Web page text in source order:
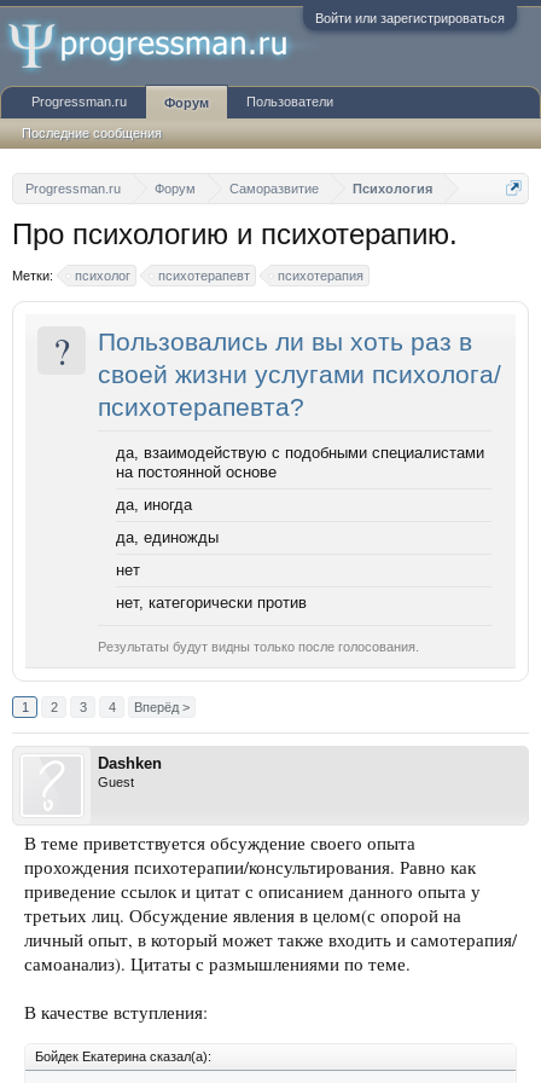
Войти или зарегистрироваться
Progressman.ru Форум Саморазвитие Психология
Про психологию и психотерапию.
Метки: психолог психотерапевт психотерапия
?
Пользовались ли вы хоть раз в
своей жизни услугами психолога/
психотерапевта?
да, взаимодействую с подобными специалистами
на постоянной основе
да, иногда
да, единожды
нет
нет, категорически против
Результаты будут видны только после голосования.
1 2 3 4 Вперёд >
Dashken
Guest
В теме приветствуется обсуждение своего опыта
прохождения психотерапии/консультирования. Равно как
приведение ссылок и цитат с описанием данного опыта у
третьих лиц. Обсуждение явления в целом(с опорой на
личный опыт, в который может также входить и самотерапия/
самоанализ). Цитаты с размышлениями по теме.
В качестве вступления:
Бойдек Екатерина сказал(а):
Progressman.ru Форум
Последние сообщения
Пользователи